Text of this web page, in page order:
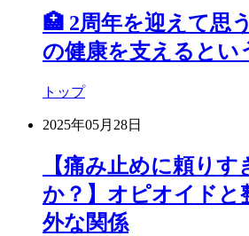
🏥 2周年を迎えて思
の健康を支えると
トップ
2025年05月28日
【痛み止めに頼り
か？】オピオイドと
外な関係